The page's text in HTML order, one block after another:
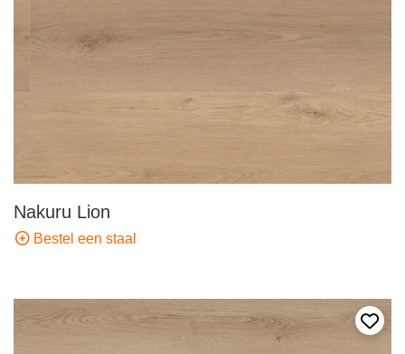
Nakuru Lion
Bestel een staal
Voeg